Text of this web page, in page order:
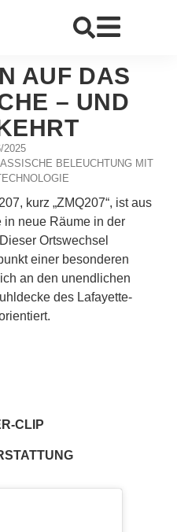
AUF DAS
– UND
2025
BELEUCHTUNG MIT
kurz „ZMQ207“, ist aus
neue Räume in der
Ortswechsel
einer besonderen
an den unendlichen
des Lafayette-
CLIP